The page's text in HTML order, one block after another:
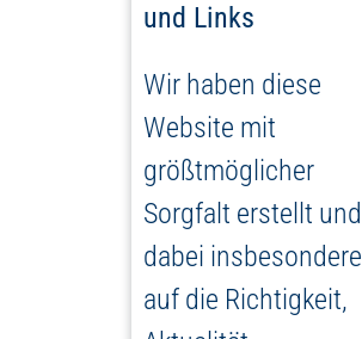
und Links
Wir haben diese
Website mit
größtmöglicher
Sorgfalt erstellt und
dabei insbesondere
auf die Richtigkeit,